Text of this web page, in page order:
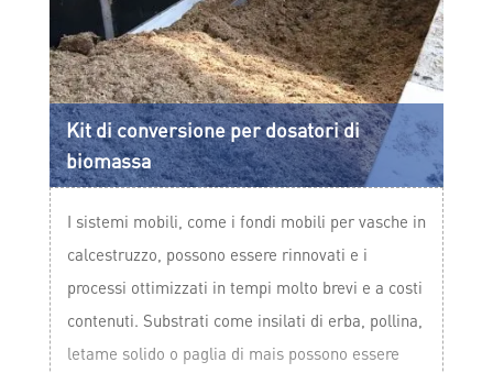
Kit di conversione per dosatori di
biomassa
I sistemi mobili, come i fondi mobili per vasche in
calcestruzzo, possono essere rinnovati e i
processi ottimizzati in tempi molto brevi e a costi
contenuti. Substrati come insilati di erba, pollina,
letame solido o paglia di mais possono essere